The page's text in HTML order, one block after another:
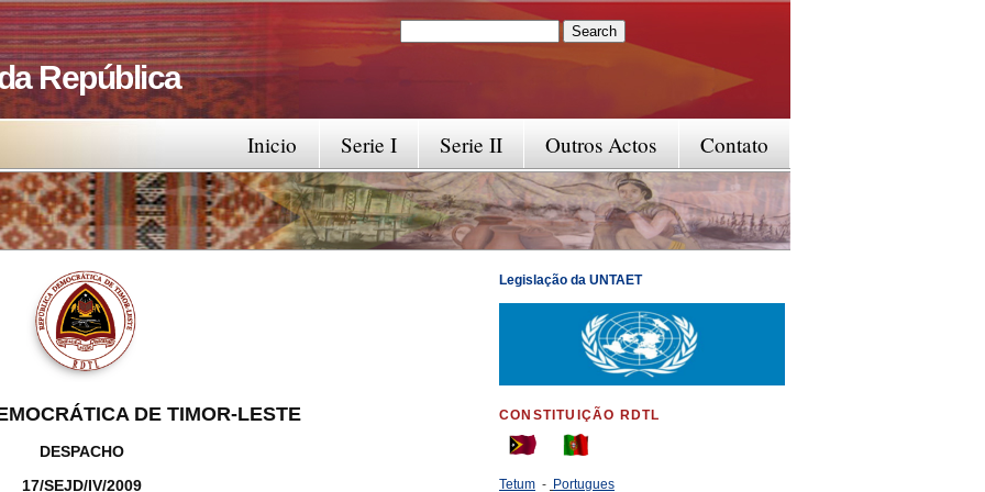
República
Search form
Contato
Outros Actos
Serie II
Serie I
Inicio
DE TIMOR-LESTE
DESPACHO
17/SEJD/IV/2009
Legislação da UNTAET
CONSTITUIÇÃO RDTL
Tetum - Portugues